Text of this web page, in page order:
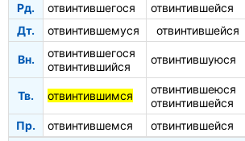
Рд.
отвинтившегося отвинтившейся
Дт.
отвинтившемуся отвинтившейся
Вн.
отвинтившегося
отвинтившийся
отвинтившуюся
Тв. отвинтившимся
отвинтившеюся
отвинтившейся
Пр. отвинтившемся отвинтившейся